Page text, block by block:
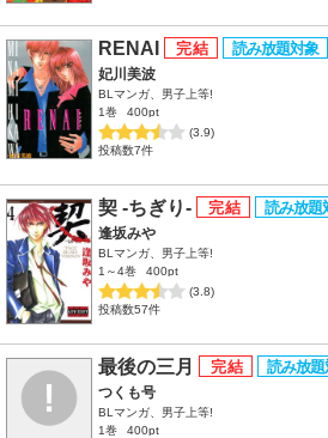
RENAI
妃川美波
BLマンガ、男子上等!
1巻
400pt
(3.9)
投稿数7件
契 -ちぎり-
逢坂みや
BLマンガ、男子上等!
1～4巻
400pt
(3.8)
投稿数57件
最後の三月
つくも号
BLマンガ、男子上等!
1巻
400pt